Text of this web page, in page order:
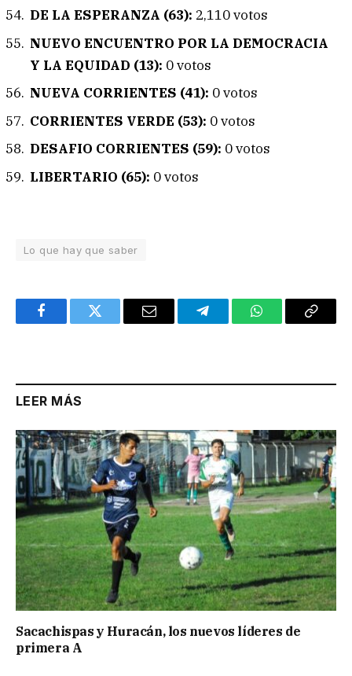
DE LA ESPERANZA (63): 2,110 votos
NUEVO ENCUENTRO POR LA DEMOCRACIA
Y LA EQUIDAD (13): 0 votos
NUEVA CORRIENTES (41): 0 votos
CORRIENTES VERDE (53): 0 votos
DESAFIO CORRIENTES (59): 0 votos
LIBERTARIO (65): 0 votos
Lo que hay que saber
FacebookTwitter Email TelegramWhatsAppCopy
LEER MÁS
Sacachispas y Huracán, los nuevos líderes de
primera A